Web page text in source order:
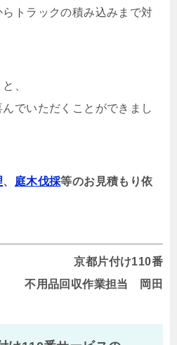
トラックの積み込みまで対
、
でいただくことができまし
、 庭木伐採等のお見積もり依
京都片付け110番
不用品回収作業担当 岡田